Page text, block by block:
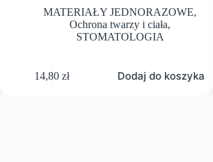
MATERIAŁY JEDNORAZOWE,
Ochrona twarzy i ciała,
STOMATOLOGIA
14,80 zł Dodaj do koszyka